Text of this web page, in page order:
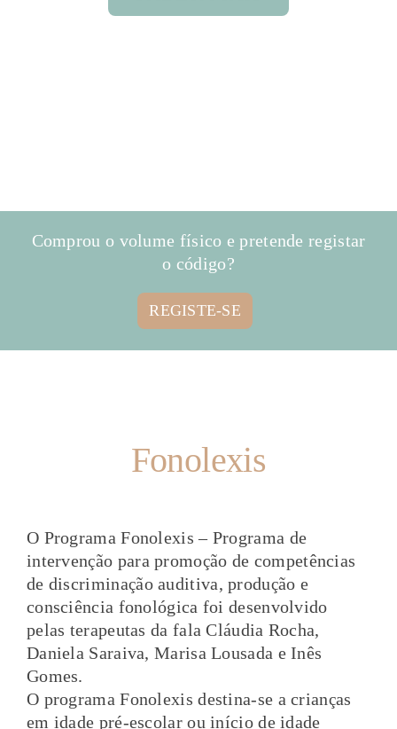
Comprou o volume físico e pretende registar
o código?
REGISTE-SE
Fonolexis
O Programa Fonolexis – Programa de
intervenção para promoção de competências
de discriminação auditiva, produção e
consciência fonológica foi desenvolvido
pelas terapeutas da fala Cláudia Rocha,
Daniela Saraiva, Marisa Lousada e Inês
Gomes.
O programa Fonolexis destina-se a crianças
em idade pré-escolar ou início de idade